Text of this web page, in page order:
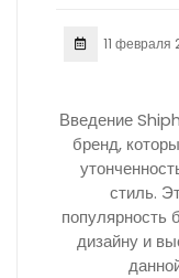
11 февраля
Введение
бренд,
стиль.
популярность
дизайну и